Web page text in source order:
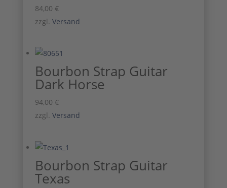
84,00 €
zzgl. Versand
Bourbon Strap Guitar
Dark Horse
94,00 €
zzgl. Versand
Bourbon Strap Guitar
Texas